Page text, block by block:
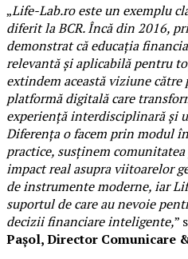
„Life-Lab.ro este un exemplu
diferit la BCR. Încă din 2016,
demonstrat că educația
relevantă și aplicabilă pentru
extindem această viziune
platformă digitală care
experiență interdisciplinară și
Diferența o facem prin modul
practice, susținem
impact real asupra viitoarelor
de instrumente moderne, iar
suportul de care au nevoie
decizii financiare inteligente,”
Pașol, Director Comunicare